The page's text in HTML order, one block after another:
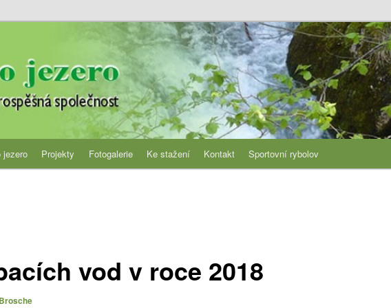
jezero Projekty Fotogalerie Ke stažení Kontakt Sportovní rybolov
vod v roce 2018